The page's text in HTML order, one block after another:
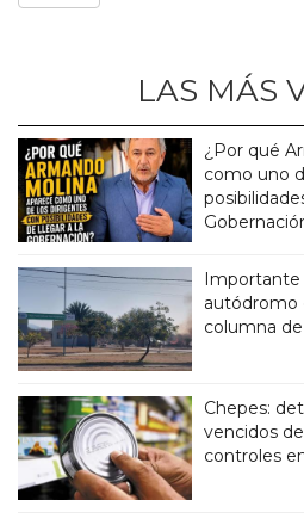
LAS MÁS
¿Por qué
como uno
Importante
autódromo
columna
Chepes:
vencidos
controles